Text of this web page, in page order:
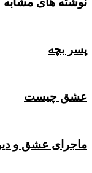
پسر بچه
عشق چیست
ماجرای عشق و